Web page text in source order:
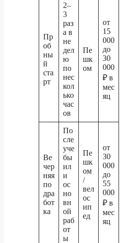
Пр
об
ны
й
ста
рт
2–
3
раз
а в
не
дел
ю
по
нес
кол
ько
час
ов
Пе
шк
ом
от
15
000
до
30
000
₽ в
мес
яц
Ве
чер
няя
по
дра
бот
ка
По
сле
уче
бы
ил
и
ос
но
вн
ой
раб
от
ы
Пе
шк
ом
/
вел
ос
ип
ед
от
30
000
до
55
000
₽ в
мес
яц